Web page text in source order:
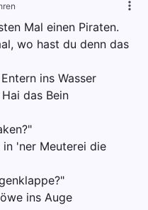
Mal einen Piraten.
wo hast du denn das
ins Wasser
das Bein
'ner Meuterei die
ins Auge